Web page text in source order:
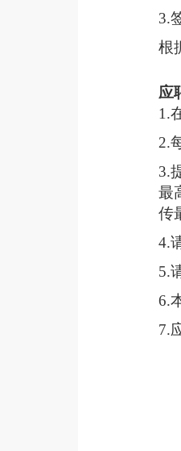
3.
根
应
1.
2.
3.
最
传
4.
5.
6.
7.